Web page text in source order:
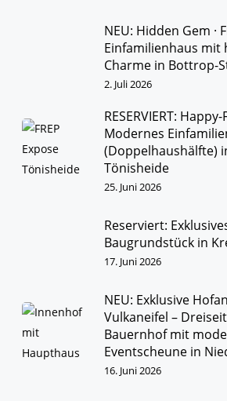
NEU: Hidden Gem ·
Einfamilienhaus mit
Charme in Bottrop-
2. Juli 2026
RESERVIERT:
Modernes
(Doppelhaushälfte)
Tönisheide
25. Juni 2026
Reserviert:
Baugrundstück in
17. Juni 2026
NEU: Exklusive
Vulkaneifel –
Bauernhof mit
Eventscheune in
16. Juni 2026